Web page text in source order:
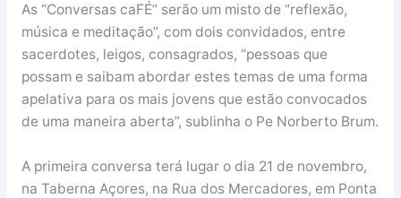
As “Conversas caFÉ” serão um misto de “reflexão,
música e meditação”, com dois convidados, entre
sacerdotes, leigos, consagrados, “pessoas que
possam e saibam abordar estes temas de uma forma
apelativa para os mais jovens que estão convocados
de uma maneira aberta”, sublinha o Pe Norberto Brum.
A primeira conversa terá lugar o dia 21 de novembro,
na Taberna Açores, na Rua dos Mercadores, em Ponta